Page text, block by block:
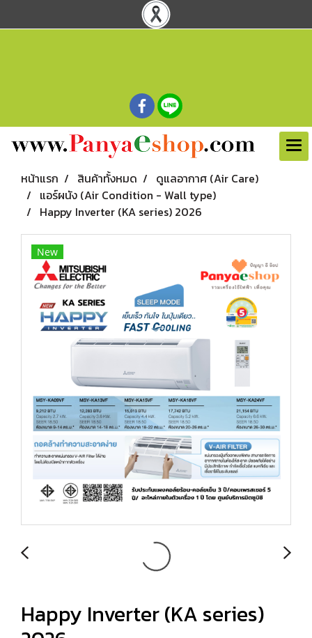
หน้าแรก สินค้าทั้งหมด
ดูแลอากาศ (Air Care)
แอร์ผนัง (Air Condition - Wall type)
Happy Inverter (KA series) 2026
New
Happy Inverter (KA series)